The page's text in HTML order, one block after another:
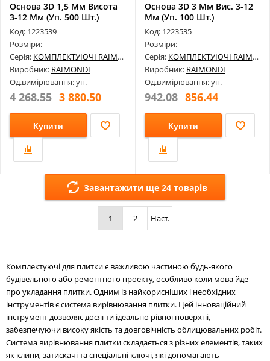
Основа 3D 1,5 Мм Висота
3-12 Мм (Уп. 500 Шт.)
180B01...
Код: 1223539
Розміри:
Серія: КОМПЛЕКТУЮЧІ RAIMONDI
Виробник: RAIMONDI
Од.вимірювання: уп.
4 268.55 3 880.50
Купити
Основа 3D 3 Мм Вис. 3-12
Мм (Уп. 100 Шт.)
180B03Mm3D...
Код: 1223535
Розміри:
Серія: КОМПЛЕКТУЮЧІ RAIMONDI
Виробник: RAIMONDI
Од.вимірювання: уп.
942.08 856.44
Купити
Завантажити ще 24 товарів
1 2 Наст.
Комплектуючі для плитки є важливою частиною будь-якого
будівельного або ремонтного проекту, особливо коли мова йде
про укладання плитки. Одним із найкорисніших і необхідних
інструментів є система вирівнювання плитки. Цей інноваційний
інструмент дозволяє досягти ідеально рівної поверхні,
забезпечуючи високу якість та довговічність облицювальних робіт.
Система вирівнювання плитки складається з різних елементів, таких
як клини, затискачі та спеціальні ключі, які допомагають